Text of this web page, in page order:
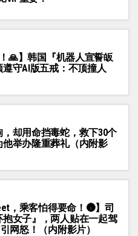
！🙏】韩国『机器人宣誓皈
守AI版五戒：不顶撞人
却用命挡毒蛇，救下30个
举办隆重葬礼（内附影
，乘客怕得要命！🌚】司
女子』，两人贴在一起驾
网怒！（内附影片）